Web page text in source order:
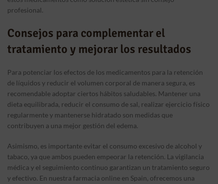
profesional.
Consejos para complementar el
tratamiento y mejorar los resultados
Para potenciar los efectos de los medicamentos para la retención
de líquidos y reducir el volumen corporal de manera segura, es
recomendable adoptar ciertos hábitos saludables. Mantener una
dieta equilibrada, reducir el consumo de sal, realizar ejercicio físico
regularmente y mantenerse hidratado son medidas que
contribuyen a una mejor gestión del edema.
Asimismo, es importante evitar el consumo excesivo de alcohol y
tabaco, ya que ambos pueden empeorar la retención. La vigilancia
médica y el seguimiento continuo garantizan un tratamiento seguro
y efectivo. En nuestra farmacia online en Spain, ofrecemos una